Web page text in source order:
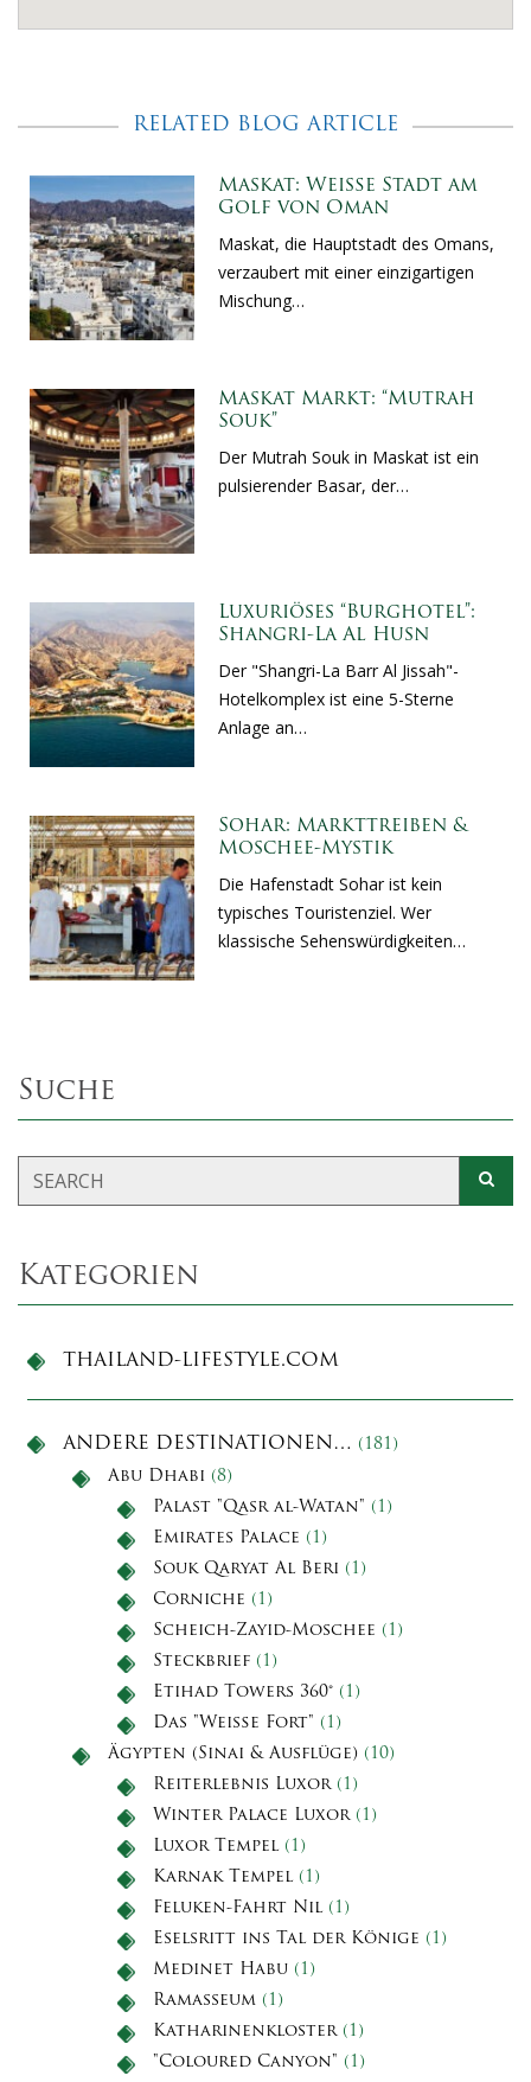
RELATED BLOG ARTICLE
Maskat: Weiße Stadt am
Golf von Oman
Maskat, die Hauptstadt des Omans,
verzaubert mit einer einzigartigen
Mischung…
Maskat Markt: “Mutrah
Souk”
Der Mutrah Souk in Maskat ist ein
pulsierender Basar, der…
Luxuriöses “Burghotel”:
Shangri-La Al Husn
Der "Shangri-La Barr Al Jissah"-
Hotelkomplex ist eine 5-Sterne
Anlage an…
Sohar: Markttreiben &
Moschee-Mystik
Die Hafenstadt Sohar ist kein
typisches Touristenziel. Wer
klassische Sehenswürdigkeiten…
Suche
Kategorien
THAILAND-LIFESTYLE.COM
ANDERE DESTINATIONEN… (181)
Abu Dhabi (8)
Palast "Qasr al-Watan" (1)
Emirates Palace (1)
Souk Qaryat Al Beri (1)
Corniche (1)
Scheich-Zayid-Moschee (1)
Steckbrief (1)
Etihad Towers 360° (1)
Das "Weiße Fort" (1)
Ägypten (Sinai & Ausflüge) (10)
Reiterlebnis Luxor(1)
Winter Palace Luxor(1)
Luxor Tempel (1)
Karnak Tempel (1)
Feluken-Fahrt Nil (1)
Eselsritt ins Tal der Könige (1)
Medinet Habu (1)
Ramasseum (1)
Katharinenkloster(1)
"Coloured Canyon" (1)